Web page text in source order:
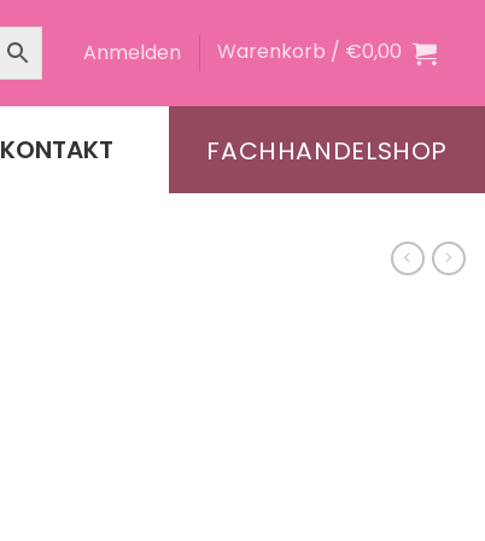
Anmelden Warenkorb / €0,00
KONTAKT FACHHANDELSHOP